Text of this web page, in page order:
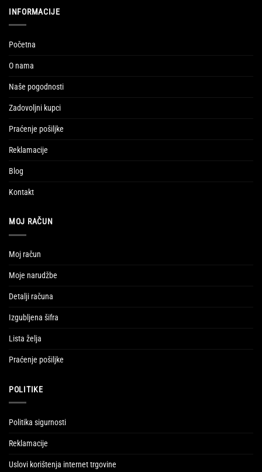
INFORMACIJE
Početna
O nama
Naše pogodnosti
Zadovoljni kupci
Praćenje pošiljke
Reklamacije
Blog
Kontakt
MOJ RAČUN
Moj račun
Moje narudžbe
Detalji računa
Izgubljena šifra
Lista želja
Praćenje pošiljke
POLITIKE
Politika sigurnosti
Reklamacije
Uslovi korištenja internet trgovine